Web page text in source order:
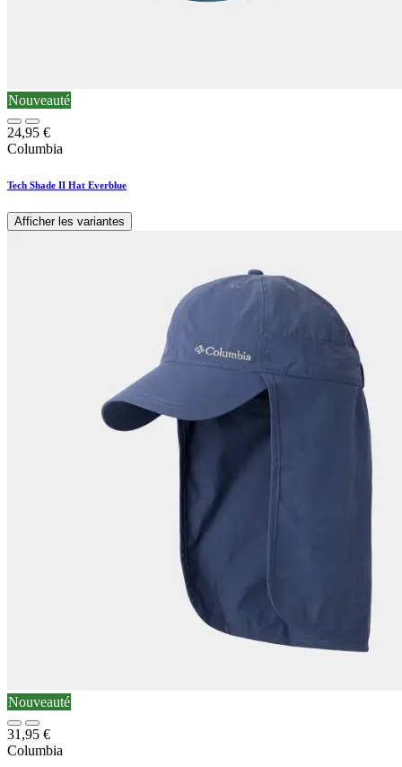
Nouveauté
24,95 €
Columbia
Tech Shade II Hat Everblue
Afficher les variantes
Nouveauté
31,95 €
Columbia